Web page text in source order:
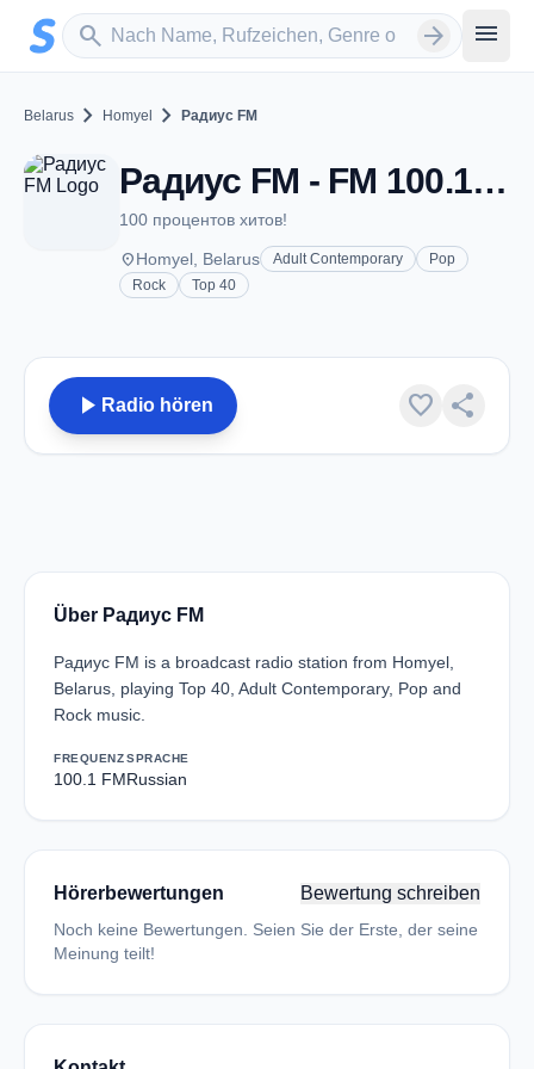
Zum Hauptinhalt springen
search
Sender suchen arrow_forward menu
Belarus chevron_right Homyel chevron_right Радиус FM
Радиус FM - FM 100.1 - Homyel
100 процентов хитов!
placeHomyel, Belarus Adult Contemporary
Pop
Rock
Top 40
play_arrow Radio hören favorite share
Über Радиус FM
Радиус FM is a broadcast radio station from Homyel,
Belarus, playing Top 40, Adult Contemporary, Pop and
Rock music.
FREQUENZ
100.1 FM
SPRACHE
Russian
Hörerbewertungen Bewertung schreiben
Noch keine Bewertungen. Seien Sie der Erste, der seine
Meinung teilt!